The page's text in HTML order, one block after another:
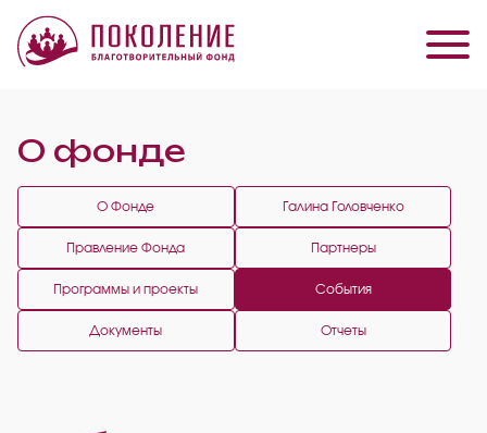
О фонде
О Фонде Галина Головченко
Правление Фонда Партнеры
Программы и проекты События
Документы Отчеты